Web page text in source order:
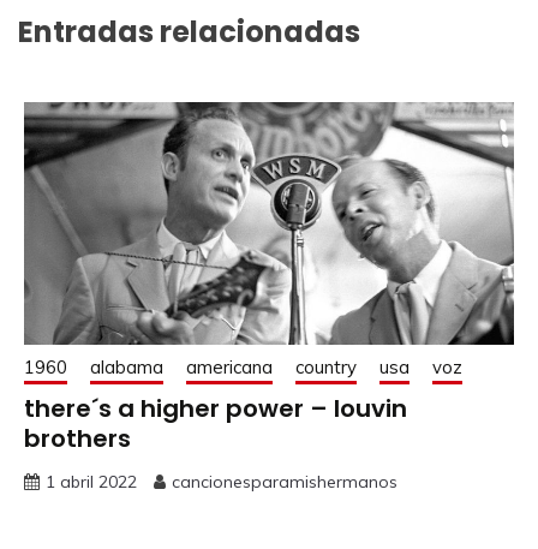
Entradas relacionadas
1960 alabama americana country usa voz
there´s a higher power – louvin
brothers
1 abril 2022 cancionesparamishermanos